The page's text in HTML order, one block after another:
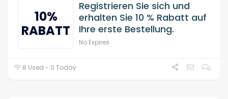
10%
RABATT
Registrieren Sie sich und
erhalten Sie 10 % Rabatt auf
Ihre erste Bestellung.
No Expires
8 Used - 0 Today